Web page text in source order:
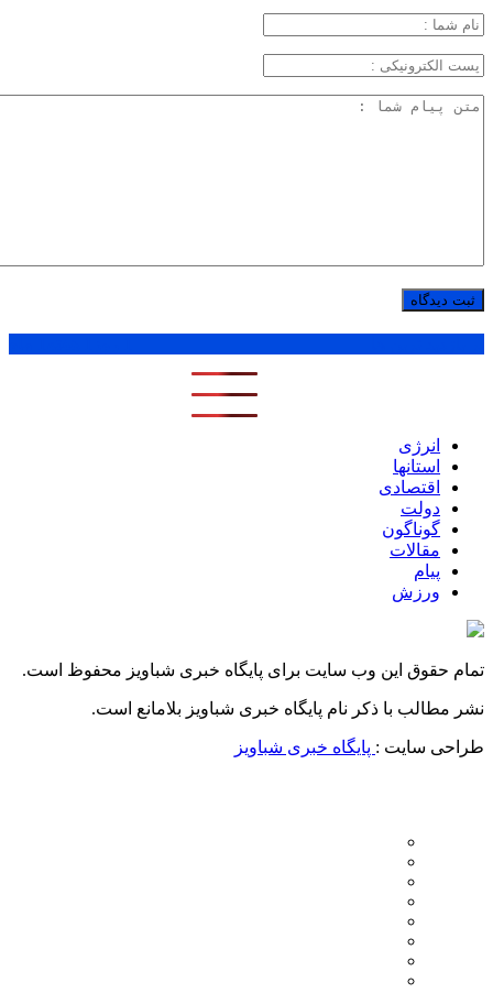
انرژی
استانها
اقتصادی
دولت
گوناگون
مقالات
پیام
ورزش
تمام حقوق این وب سایت برای پایگاه خبری شباویز محفوظ است.
نشر مطالب با ذکر نام پایگاه خبری شباویز بلامانع است.
طراحی سایت : پایگاه خبری شباویز